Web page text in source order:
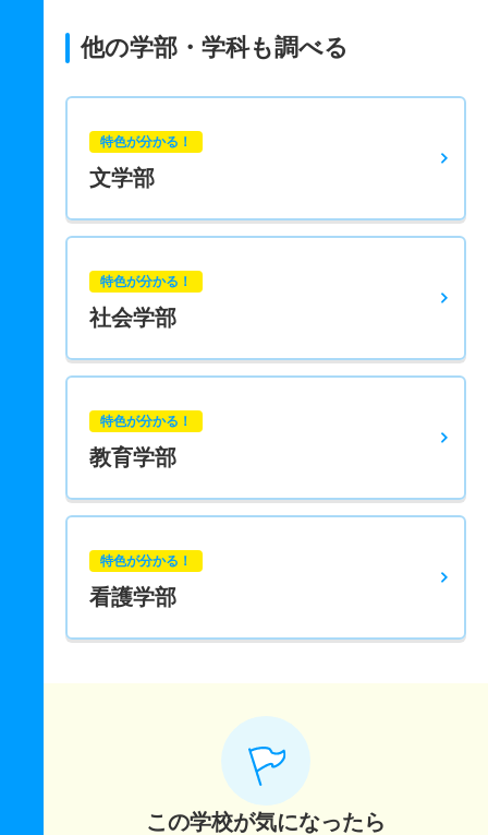
他の学部・学科も調べる
特色が分かる！
文学部
特色が分かる！
社会学部
特色が分かる！
教育学部
特色が分かる！
看護学部
この学校が気になったら